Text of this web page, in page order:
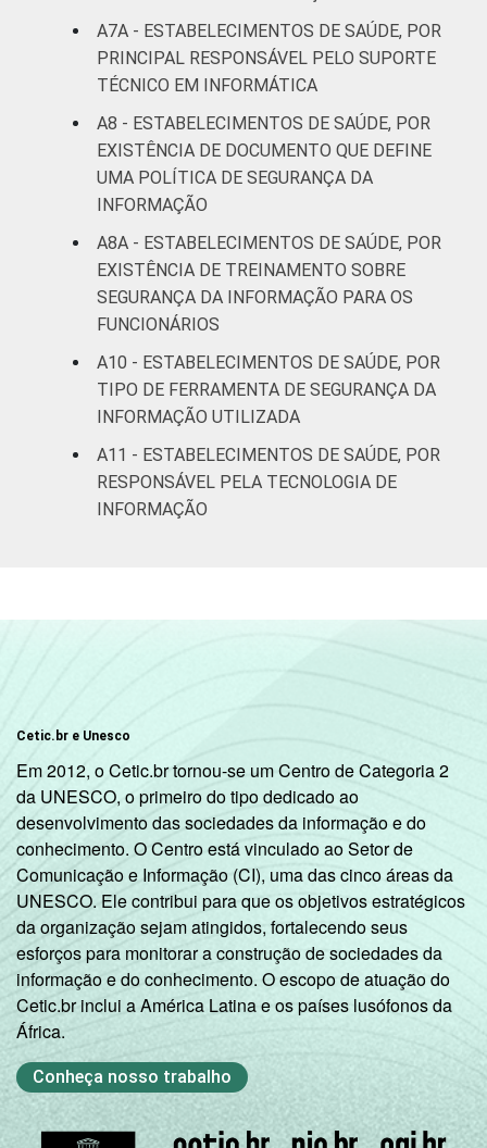
A7A - ESTABELECIMENTOS DE SAÚDE, POR
PRINCIPAL RESPONSÁVEL PELO SUPORTE
TÉCNICO EM INFORMÁTICA
A8 - ESTABELECIMENTOS DE SAÚDE, POR
EXISTÊNCIA DE DOCUMENTO QUE DEFINE
UMA POLÍTICA DE SEGURANÇA DA
INFORMAÇÃO
A8A - ESTABELECIMENTOS DE SAÚDE, POR
EXISTÊNCIA DE TREINAMENTO SOBRE
SEGURANÇA DA INFORMAÇÃO PARA OS
FUNCIONÁRIOS
A10 - ESTABELECIMENTOS DE SAÚDE, POR
TIPO DE FERRAMENTA DE SEGURANÇA DA
INFORMAÇÃO UTILIZADA
A11 - ESTABELECIMENTOS DE SAÚDE, POR
RESPONSÁVEL PELA TECNOLOGIA DE
INFORMAÇÃO
Cetic.br e Unesco
Em 2012, o Cetic.br tornou-se um Centro de Categoria 2
da UNESCO, o primeiro do tipo dedicado ao
desenvolvimento das sociedades da informação e do
conhecimento. O Centro está vinculado ao Setor de
Comunicação e Informação (CI), uma das cinco áreas da
UNESCO. Ele contribui para que os objetivos estratégicos
da organização sejam atingidos, fortalecendo seus
esforços para monitorar a construção de sociedades da
informação e do conhecimento. O escopo de atuação do
Cetic.br inclui a América Latina e os países lusófonos da
África.
Conheça nosso trabalho